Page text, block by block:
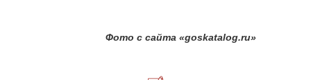
Фото с сайта «goskatalog.ru»